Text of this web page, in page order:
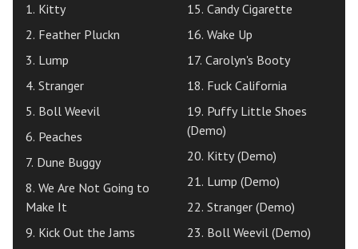
1. Kitty
2. Feather Pluckn
3. Lump
4. Stranger
5. Boll Weevil
6. Peaches
7. Dune Buggy
8. We Are Not Going to
Make It
9. Kick Out the Jams
15. Candy Cigarette
16. Wake Up
17. Carolyn's Booty
18. Fuck California
19. Puffy Little Shoes
(Demo)
20. Kitty (Demo)
21. Lump (Demo)
22. Stranger (Demo)
23. Boll Weevil (Demo)